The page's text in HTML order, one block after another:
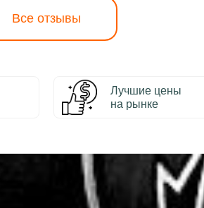
Все отзывы
Лучшие цены
на рынке